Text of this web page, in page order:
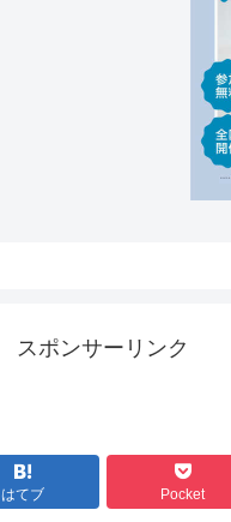
スポンサーリンク
はてブ Pocket